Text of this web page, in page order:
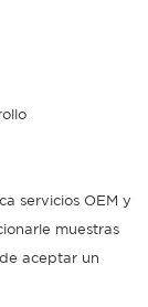
servicios OEM y
muestras
aceptar un